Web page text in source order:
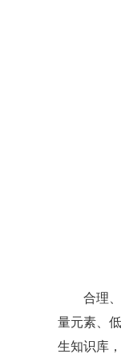
合理
量元素、
生知识库